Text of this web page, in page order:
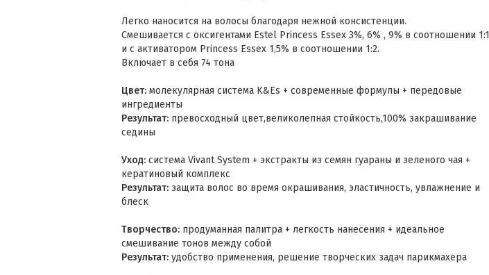
Легко наносится на волосы благодаря нежной консистенции.
Смешивается с оксигентами Estel Princess Essex 3%, 6% , 9% в соотношении 1:1
и с активатором Princess Essex 1,5% в соотношении 1:2.
Включает в себя 74 тона
Цвет: молекулярная система K&Es + современные формулы + передовые
ингредиенты
Результат: превосходный цвет,великолепная стойкость,100% закрашивание
седины
Уход: система Vivant System + экстракты из семян гуараны и зеленого чая +
кератиновый комплекс
Результат: защита волос во время окрашивания, эластичность, увлажнение и
блеск
Творчество: продуманная палитра + легкость нанесения + идеальное
смешивание тонов между собой
Результат: удобство применения, решение творческих задач парикмахера